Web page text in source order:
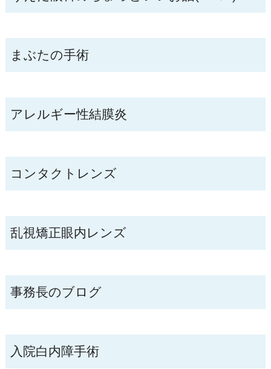
まぶたの手術
アレルギー性結膜炎
コンタクトレンズ
乱視矯正眼内レンズ
事務長のブログ
入院白内障手術